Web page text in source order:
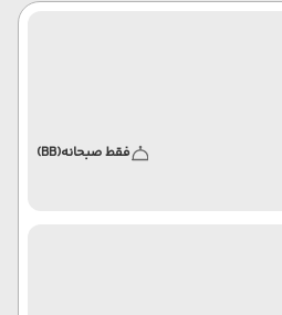
فقط صبحانه(BB)